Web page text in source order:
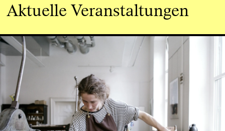
Aktuelle Veranstaltungen